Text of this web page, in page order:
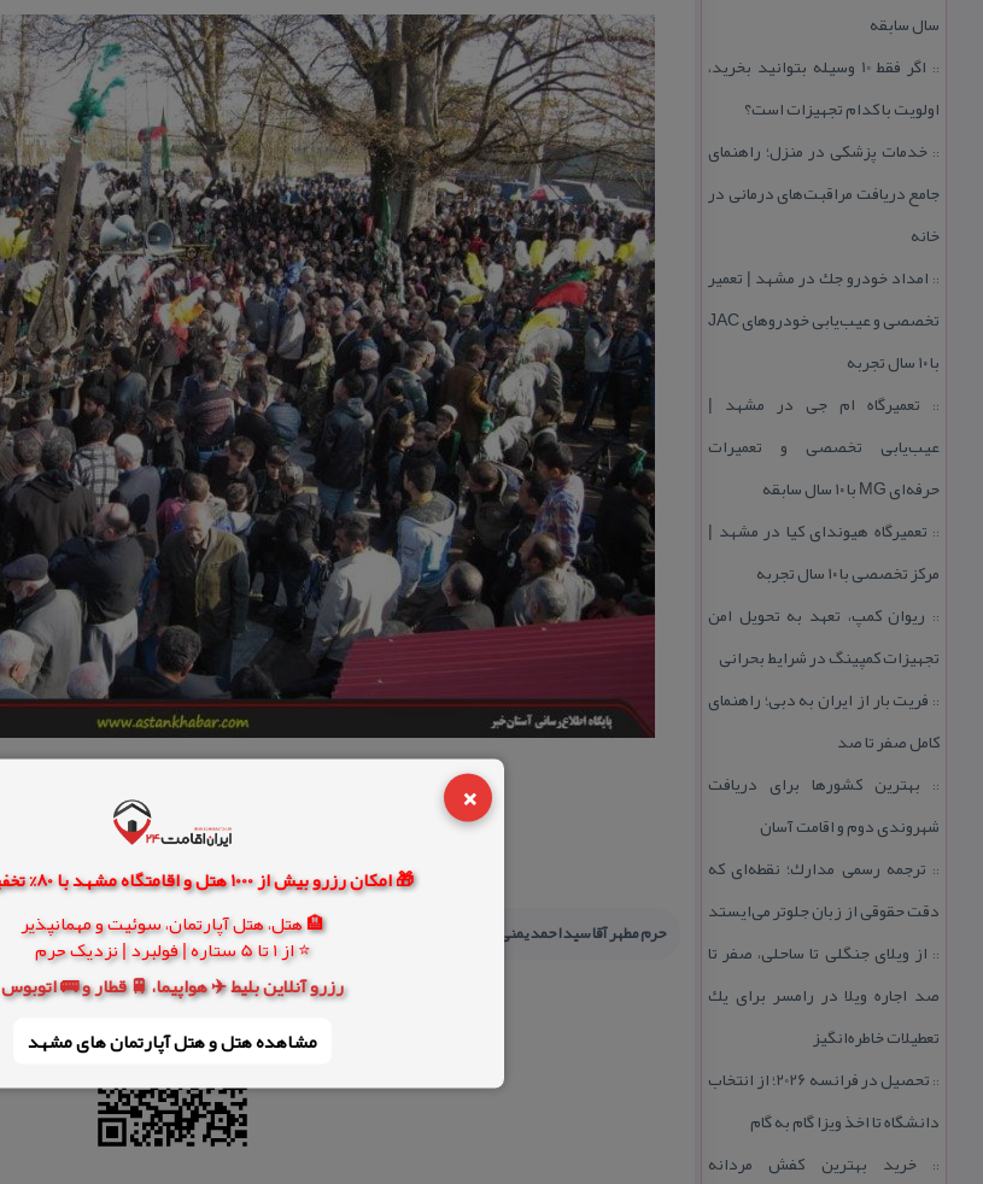
×
🎁 امکان رزرو بیش از 1000 هتل و اقامتگاه مشهد با 80% تخفیف واقعی
🏨 هتل، هتل آپارتمان، سوئیت و مهمانپذیر
⭐ از 1 تا 5 ستاره | فولبرد | نزدیک حرم
رزرو آنلاین بلیط ✈️ هواپیما، 🚆 قطار و 🚌 اتوبوس
مشاهده هتل و هتل‌ آپارتمان های مشهد
سال سابقه
::
اگر فقط 10 وسیله بتوانید بخرید،
اولویت با كدام تجهیزات است؟
:: خدمات پزشكی در منزل؛ راهنمای
جامع دریافت مراقبت‌های درمانی در
خانه
:: امداد خودرو جك در مشهد | تعمیر
تخصصی و عیب‌یابی خودروهای JAC
با ۱۰ سال تجربه
:: تعمیرگاه ام جی در مشهد |
عیب‌یابی تخصصی و تعمیرات
حرفه‌ای MG با ۱۰ سال سابقه
:: تعمیرگاه هیوندای كیا در مشهد |
مركز تخصصی با ۱۰ سال تجربه
:: ریوان كمپ، تعهد به تحویل امن
تجهیزات كمپینگ در شرایط بحرانی
:: فریت بار از ایران به دبی؛ راهنمای
كامل صفر تا صد
:: بهترین كشورها برای دریافت
شهروندی دوم و اقامت آسان
:: ترجمه رسمی مدارك؛ نقطه‌ای كه
دقت حقوقی از زبان جلوتر می‌ایستد
:: از ویلای جنگلی تا ساحلی، صفر تا
صد اجاره ویلا در رامسر برای یك
تعطیلات خاطره‌انگیز
::
تحصیل در فرانسه 2026؛ از انتخاب
دانشگاه تا اخذ ویزا گام به گام
::خرید بهترین كفش مردانه
حرم مطهر آقا سید احمد یمنی (ع) روستای ماشك تهرانچی